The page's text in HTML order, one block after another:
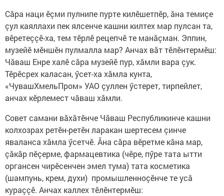
Сăра наци ӗçми пулнипе пурте килӗшетпӗр, ăна темиçе
çул каяллахи пек ялсенче кашни килтех мар пулсан та,
вӗретеççӗ-ха, тем тӗрлӗ рецепчӗ те манăçман. Эппин,
музейӗ мӗншӗн пулмалла мар? Анчах вăт тӗлӗнтермӗш:
Чăваш Енре халӗ сăра музейӗ пур, хăмли вара çук.
Тӗрӗсрех каласан, ӳсет-ха хăмла кунта,
«ЧувашХмельПром» УАО çуллен ӳстерет, тирпейлет,
анчах кӗрлемест чăваш хăмли.
Совет самани вăхăтӗнче Чăваш Республикинче кашни
колхозрах ретӗн-ретӗн ларакан шертесем çинче
яваланса хăмла ӳсетчӗ. Ăна сăра вӗретме кăна мар,
çăкăр пӗçерме, фармацевтика (чӗре, пӳре тата ытти
органсен чирӗсенчен эмел тума) тата косметика
(шампунь, крем, духи) промышленноçӗнче те усă
кураççӗ. Анчах каллех тӗлӗнтермӗш: